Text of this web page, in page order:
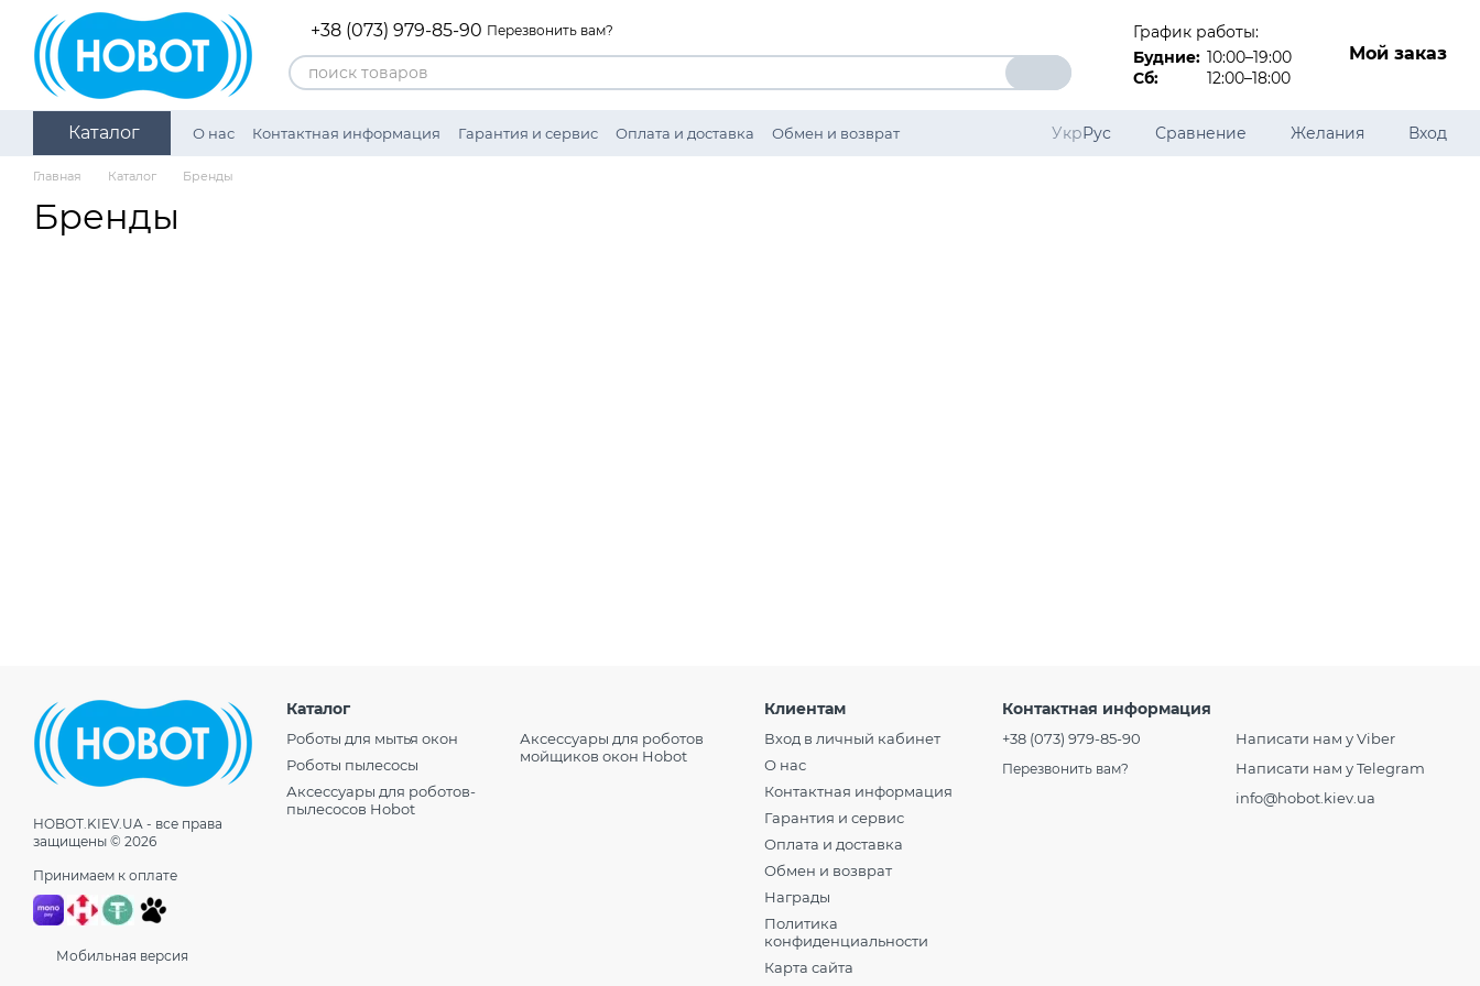
Перейти к основному контенту
+38 (073) 979-85-90 Перезвонить вам?
График работы:
Будние: 10:00–19:00
Сб:
12:00–18:00
Мой заказ
Каталог О нас Контактная информация Гарантия и сервис Оплата и доставка
Обмен и возврат
УкрРус Сравнение Желания Вход
Главная Каталог Бренды
Бренды
HOBOT.KIEV.UA - все права
защищены © 2026
Принимаем к оплате
Мобильная версия
Каталог
Роботы для мытья окон
Роботы пылесосы
Аксессуары для роботов-
пылесосов Hobot
Аксессуары для роботов
мойщиков окон Hobot
Клиентам
Вход в личный кабинет
О нас
Контактная информация
Гарантия и сервис
Оплата и доставка
Обмен и возврат
Награды
Политика
конфиденциальности
Карта сайта
Контактная информация
+38 (073) 979-85-90
Перезвонить вам?
Написати нам у Viber
Написати нам у Telegram
info@hobot.kiev.ua